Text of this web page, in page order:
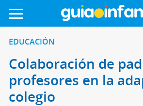
EDUCACIÓN
Colaboración de
profesores en la
colegio